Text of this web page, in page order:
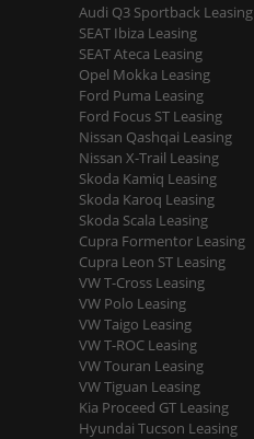
Audi Q3 Sportback Leasing
SEAT Ibiza Leasing
SEAT Ateca Leasing
Opel Mokka Leasing
Ford Puma Leasing
Ford Focus ST Leasing
Nissan Qashqai Leasing
Nissan X-Trail Leasing
Skoda Kamiq Leasing
Skoda Karoq Leasing
Skoda Scala Leasing
Cupra Formentor Leasing
Cupra Leon ST Leasing
VW T-Cross Leasing
VW Polo Leasing
VW Taigo Leasing
VW T-ROC Leasing
VW Touran Leasing
VW Tiguan Leasing
Kia Proceed GT Leasing
Hyundai Tucson Leasing